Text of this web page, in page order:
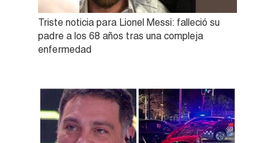
Triste noticia para Lionel Messi: falleció su
padre a los 68 años tras una compleja
enfermedad